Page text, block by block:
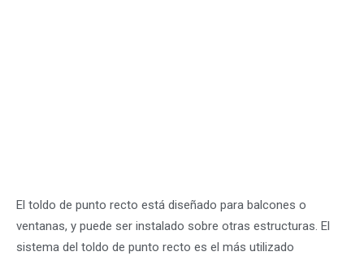
El toldo de punto recto está diseñado para balcones o
ventanas, y puede ser instalado sobre otras estructuras. El
sistema del toldo de punto recto es el más utilizado